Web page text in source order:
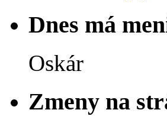
Dnes má
Oskár
Zmeny na